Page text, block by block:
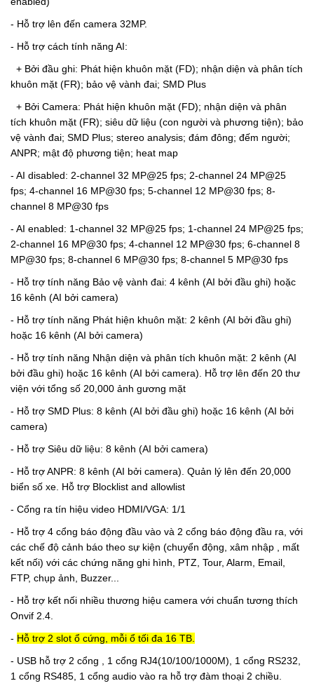
- Hỗ trợ lên đến camera 32MP.
- Hỗ trợ cách tính năng AI:
+ Bởi đầu ghi: Phát hiện khuôn mặt (FD); nhận diện và phân tích
khuôn mặt (FR); bảo vệ vành đai; SMD Plus
+ Bởi Camera: Phát hiện khuôn mặt (FD); nhận diện và phân
tích khuôn mặt (FR); siêu dữ liệu (con người và phương tiện); bảo
vệ vành đai; SMD Plus; stereo analysis; đám đông; đếm người;
ANPR; mật độ phương tiện; heat map
- AI disabled: 2-channel 32 MP@25 fps; 2-channel 24 MP@25
fps; 4-channel 16 MP@30 fps; 5-channel 12 MP@30 fps; 8-
channel 8 MP@30 fps
- AI enabled: 1-channel 32 MP@25 fps; 1-channel 24 MP@25 fps;
2-channel 16 MP@30 fps; 4-channel 12 MP@30 fps; 6-channel 8
MP@30 fps; 8-channel 6 MP@30 fps; 8-channel 5 MP@30 fps
- Hỗ trợ tính năng Bảo vệ vành đai: 4 kênh (AI bởi đầu ghi) hoặc
16 kênh (AI bởi camera)
- Hỗ trợ tính năng Phát hiện khuôn mặt: 2 kênh (AI bởi đầu ghi)
hoặc 16 kênh (AI bởi camera)
- Hỗ trợ tính năng Nhận diện và phân tích khuôn mặt: 2 kênh (AI
bởi đầu ghi) hoặc 16 kênh (AI bởi camera). Hỗ trợ lên đến 20 thư
viện với tổng số 20,000 ảnh gương mặt
- Hỗ trợ SMD Plus: 8 kênh (AI bởi đầu ghi) hoặc 16 kênh (AI bởi
camera)
- Hỗ trợ Siêu dữ liệu: 8 kênh (AI bởi camera)
- Hỗ trợ ANPR: 8 kênh (AI bởi camera). Quản lý lên đến 20,000
biển số xe. Hỗ trợ Blocklist and allowlist
- Cổng ra tín hiệu video HDMI/VGA: 1/1
- Hỗ trợ 4 cổng báo động đầu vào và 2 cổng báo động đầu ra, với
các chế độ cảnh báo theo sự kiện (chuyển động, xâm nhập , mất
kết nối) với các chứng năng ghi hình, PTZ, Tour, Alarm, Email,
FTP, chụp ảnh, Buzzer...
- Hỗ trợ kết nối nhiều thương hiệu camera với chuẩn tương thích
Onvif 2.4.
- Hỗ trợ 2 slot ổ cứng, mỗi ổ tối đa 16 TB.
- USB hỗ trợ 2 cổng , 1 cổng RJ4(10/100/1000M), 1 cổng RS232,
1 cổng RS485, 1 cổng audio vào ra hỗ trợ đàm thoại 2 chiều.